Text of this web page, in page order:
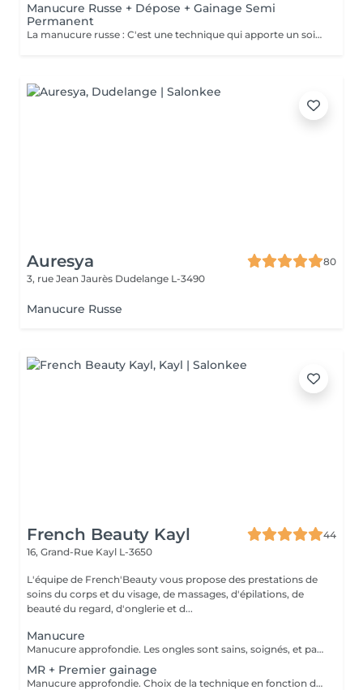
Manucure Russe + Dépose + Gainage Semi
Permanent
La manucure russe : C'est une technique qui apporte un soin complet de l'ongle naturel et des cuticules. Grâce à la manucure russe le semi permanent est posé sous la cuticule ce qui permet une repousse invisible de 7 à 12 jours. Cette prestation comprend la dépose de votre ancienne couleur, la manucure russe complète ainsi que la pose d'un semi permanent renforcé
Auresya
80
3, rue Jean Jaurès Dudelange L-3490
Manucure Russe
French Beauty Kayl
44
16, Grand-Rue Kayl L-3650
L'équipe de French'Beauty vous propose des prestations de
soins du corps et du visage, de massages, d'épilations, de
beauté du regard, d'onglerie et d...
Manucure
Manucure approfondie. Les ongles sont sains, soignés, et paraissent plus longs. Vernis soin et Massage des mains.
MR + Premier gainage
Manucure approfondie. Choix de la technique en fonction de votre type d'ongle.